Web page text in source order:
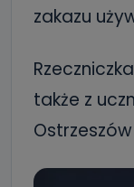
zakazu
także z